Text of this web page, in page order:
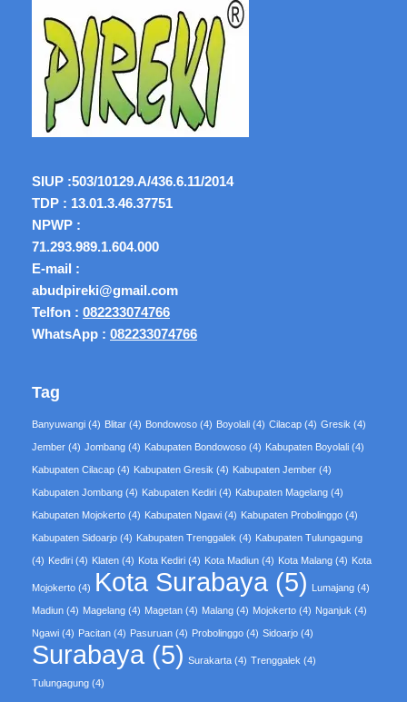
SIUP :503/10129.A/436.6.11/2014
TDP : 13.01.3.46.37751
NPWP :
71.293.989.1.604.000
E-mail :
abudpireki@gmail.com
Telfon : 082233074766
WhatsApp : 082233074766
Tag
Banyuwangi (4) Blitar (4) Bondowoso (4) Boyolali (4) Cilacap (4) Gresik (4)
Jember (4) Jombang (4) Kabupaten Bondowoso (4) Kabupaten Boyolali (4)
Kabupaten Cilacap (4) Kabupaten Gresik (4) Kabupaten Jember (4)
Kabupaten Jombang (4) Kabupaten Kediri (4) Kabupaten Magelang (4)
Kabupaten Mojokerto (4) Kabupaten Ngawi (4) Kabupaten Probolinggo (4)
Kabupaten Sidoarjo (4) Kabupaten Trenggalek (4) Kabupaten Tulungagung
(4) Kediri (4) Klaten (4) Kota Kediri (4) Kota Madiun (4) Kota Malang (4) Kota
Mojokerto (4) Kota Surabaya (5) Lumajang (4)
Madiun (4) Magelang (4) Magetan (4) Malang (4) Mojokerto (4) Nganjuk (4)
Ngawi (4) Pacitan (4) Pasuruan (4) Probolinggo (4) Sidoarjo (4)
Surabaya (5) Surakarta (4) Trenggalek (4)
Tulungagung (4)